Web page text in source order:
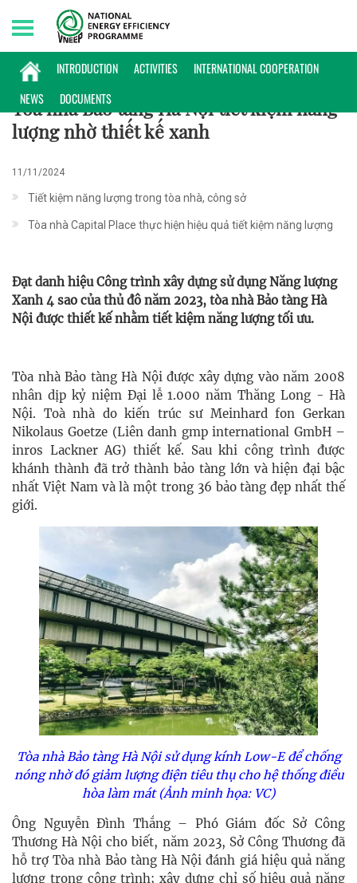
INTRODUCTION ACTIVITIES
INTERNATIONAL COOPERATION
NEWS
DOCUMENTS
Monday, 10/08/2026 | 17:38 GMT+7
ĐIỂN HÌNH
Tòa nhà Bảo tàng Hà Nội tiết kiệm năng
lượng nhờ thiết kế xanh
11/11/2024
Tiết kiệm năng lượng trong tòa nhà, công sở
Tòa nhà Capital Place thực hiện hiệu quả tiết kiệm năng lượng
Đạt danh hiệu Công trình xây dựng sử dụng Năng lượng
Xanh 4 sao của thủ đô năm 2023, tòa nhà Bảo tàng Hà
Nội được thiết kế nhằm tiết kiệm năng lượng tối ưu.
Tòa nhà Bảo tàng Hà Nội được xây dựng vào năm 2008
nhân dịp kỷ niệm Đại lễ 1.000 năm Thăng Long - Hà
Nội. Toà nhà do kiến trúc sư Meinhard fon Gerkan
Nikolaus Goetze (Liên danh gmp international GmbH –
inros Lackner AG) thiết kế. Sau khi công trình được
khánh thành đã trở thành bảo tàng lớn và hiện đại bậc
nhất Việt Nam và là một trong 36 bảo tàng đẹp nhất thế
giới.
Tòa nhà Bảo tàng Hà Nội sử dụng kính Low-E để chống
nóng nhờ đó giảm lượng điện tiêu thụ cho hệ thống điều
hòa làm mát (Ảnh minh họa: VC)
Ông Nguyễn Đình Thắng – Phó Giám đốc Sở Công
Thương Hà Nội cho biết, năm 2023, Sở Công Thương đã
hỗ trợ Tòa nhà Bảo tàng Hà Nội đánh giá hiệu quả năng
lượng trong công trình; xây dựng chỉ số hiệu quả năng